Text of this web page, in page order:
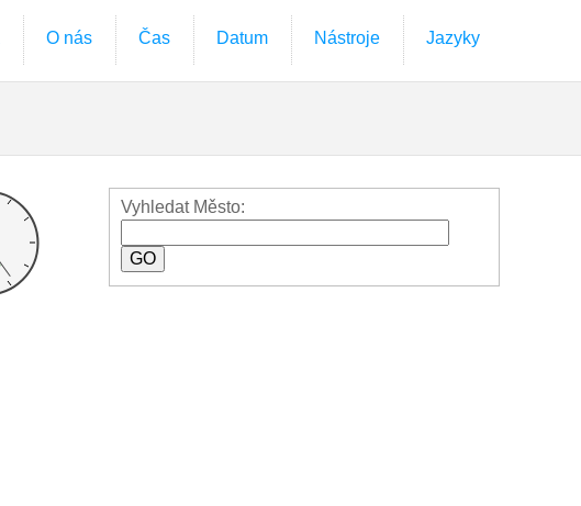
O nás Čas Datum Nástroje Jazyky
Vyhledat Město: